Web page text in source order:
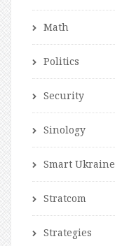
Math
Politics
Security
Sinology
Smart Ukraine
Stratcom
Strategies